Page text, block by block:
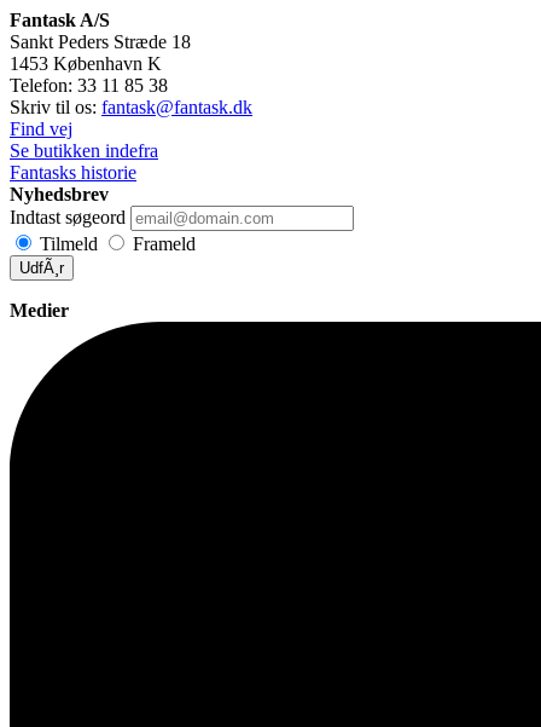
Fantask A/S
Sankt Peders Stræde 18
1453 København K
Telefon: 33 11 85 38
Skriv til os: fantask@fantask.dk
Find vej
Se butikken indefra
Fantasks historie
Nyhedsbrev
Indtast søgeord
Tilmeld
Frameld
UdfÃ¸r
Medier